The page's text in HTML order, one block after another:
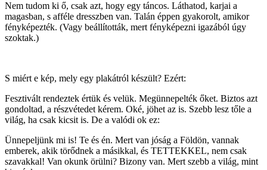
Nem tudom ki ő, csak azt, hogy egy táncos. Láthatod, karjai a
magasban, s afféle dresszben van. Talán éppen gyakorolt, amikor
fényképezték. (Vagy beállították, mert fényképezni igazából úgy
szoktak.)
S miért e kép, mely egy plakátról készült? Ezért:
Fesztivált rendeztek értük és velük. Megünnepelték őket. Biztos azt
gondoltad, a részvétedet kérem. Oké, jöhet az is. Szebb lesz tőle a
világ, ha csak kicsit is. De a valódi ok ez:
Ünnepeljünk mi is! Te és én. Mert van jóság a Földön, vannak
emberek, akik törődnek a másikkal, és TETTEKKEL, nem csak
szavakkal! Van okunk örülni? Bizony van. Mert szebb a világ, mint